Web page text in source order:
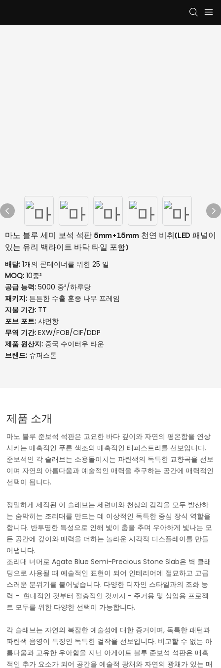
마노 블루 세미 보석 석판 5mm+15mm 천연 비취(LED 패널이
있는 유리 백라이트 바닥 타일 포함)
배달: 1개의 콘테이너를 위한 25 일
MOQ: 10중²
공급 능력: 5000 중²/하루당
패키지: 튼튼한 수출 훈증 나무 프레임
지불 기간: TT
포브 포트: 샤먼항
무역 기간: EXW/FOB/CIF/DDP
제품 원산지: 중국 수이터우 타운
브랜드: 슈퍼스톤
제품 소개
마노 블루 준보석 석판은 고요한 바다 깊이와 자연의 평온함을 연상
시키는 매혹적인 푸른 색조의 매혹적인 태피스트리를 선보입니다.
준보석인 각 슬래브는 소용돌이치는 파란색의 독특한 교향곡을 선보
이며 자연의 아름다움과 예술적인 매력을 추구하는 공간에 매력적인
선택이 됩니다.
정밀하게 제작된 이 슬래브는 세련미와 천상의 감각을 모두 발산하
는 숨막히는 조리대를 만드는 데 이상적인 독특한 중심 장식 역할을
합니다. 반투명한 특성으로 인해 빛이 춤을 추며 우아하게 빛나는 모
든 공간에 깊이와 매력을 더하는 놀라운 시각적 디스플레이를 만들
어냅니다.
조리대 너머로 Agate Blue Semi-Precious Stone Slab은 벽 클래
딩으로 사용될 때 예술적인 표현이 되어 인테리어에 절묘하고 고급
스러운 분위기를 불어넣습니다. 다양한 디자인 스타일과의 조화 능
력 - 현대적인 것부터 절충적인 것까지 - 주거용 및 상업용 프로젝
트 모두를 위한 다양한 선택이 가능합니다.
각 슬래브는 자연의 복잡한 예술성에 대한 증거이며, 독특한 패턴과
파란색 음영이 특징인 독특한 걸작을 선보입니다. 비교할 수 없는 아
름다움과 고유한 우아함을 지닌 아게이트 블루 준보석 석판은 매혹
적인 추가 요소가 되어 공간을 예술적 광채와 자연의 광채가 있는 매